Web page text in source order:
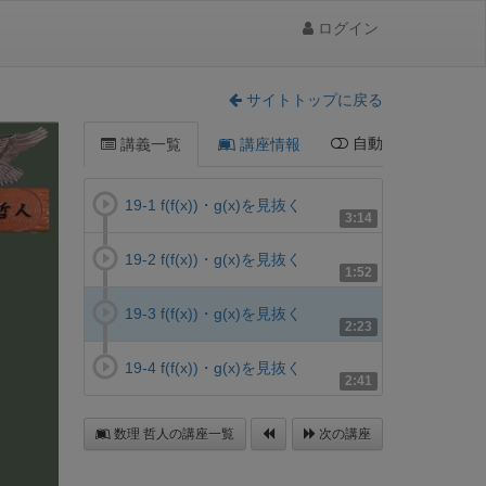
ログイン
サイトトップに戻る
講義一覧 講座情報 自動
3:14
19-1 f(f(x))・g(x)を見抜く
1:52
19-2 f(f(x))・g(x)を見抜く
2:23
19-3 f(f(x))・g(x)を見抜く
2:41
19-4 f(f(x))・g(x)を見抜く
数理 哲人の講座一覧 次の講座